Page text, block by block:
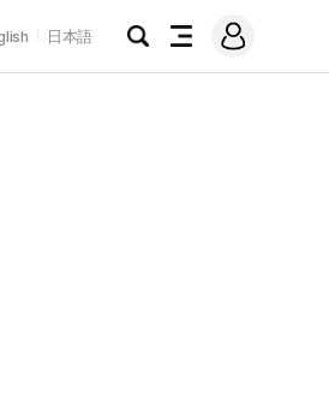
日本語
검
전
메
그